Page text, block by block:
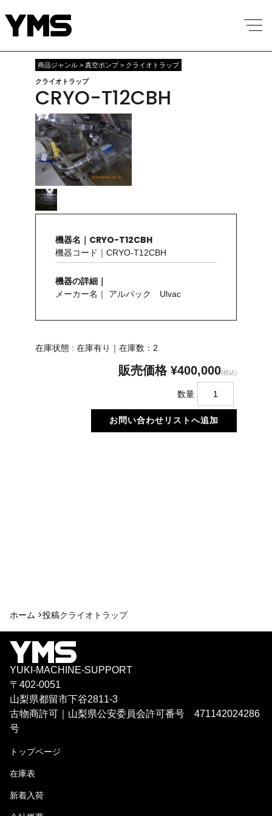
商品ジャンル > 真空ポンプ > クライオトラップ
クライオトラップ
CRYO-T12CBH
機器名｜CRYO-T12CBH
機器コード｜CRYO-T12CBH
機器の詳細｜
メーカー名｜ アルバック Ulvac
在庫状態 : 在庫有り｜在庫数：2
販売価格 ¥400,000(税込)
数量
ホーム >投稿クライオトラップ
YUKI-MACHINE-SUPPORT
〒402-0051
山梨県都留市下谷2811-3
古物商許可｜山梨県公安委員会許可番号 471142024286
号
トップページ
在庫表
新着入荷